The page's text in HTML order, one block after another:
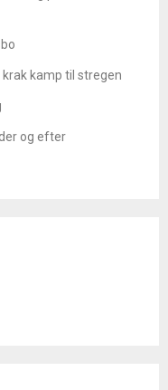
kamp til stregen
og efter